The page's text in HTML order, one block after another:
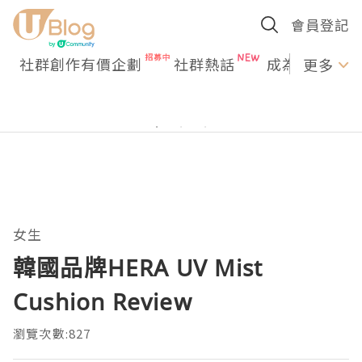
會員登記
社群創作有價企劃 社群熱話 成為U更多
女生
韓國品牌HERA UV Mist
Cushion Review
瀏覽次數:827